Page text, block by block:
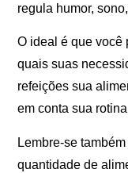
regula humor,
O ideal é que você
quais suas
refeições sua
em conta sua
Lembre-se
quantidade de